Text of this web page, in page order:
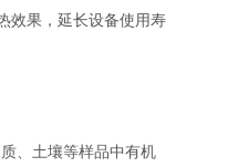
效果，延长设备使用寿
、土壤等样品中有机